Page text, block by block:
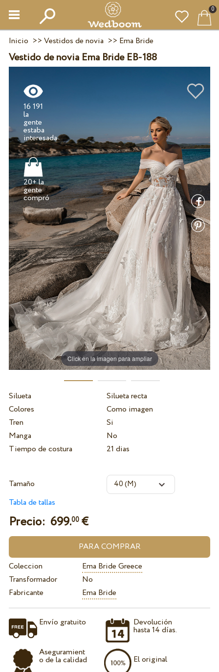
0
Inicio >> Vestidos de novia >> Ema Bride
Vestido de novia Ema Bride EB-188
Click en la imagen para ampliar
16 191
la
gente
estaba
interesada
20+ la
gente
compró
Silueta
Silueta recta
Colores
Como imagen
Tren
Si
Manga
No
Tiempo de costura
21 dias
Tamaño
Tabla de tallas
Precio: 699.00€
Coleccion
Ema Bride Greece
Transformador
No
Fabricante
Ema Bride
Envío gratuito
Aseguramient
o de la calidad
Devolución
hasta 14 días.
El original